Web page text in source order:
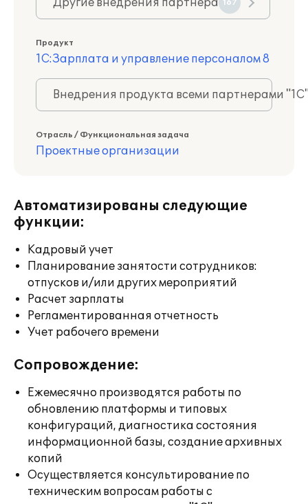
Другие внедрения партнера 167
Продукт
1С:Зарплата и управление персоналом 8
Внедрения продукта всеми партнерами
Отрасль / Функциональная задача
Проектные организации
Автоматизированы следующие
функции:
Кадровый учет
Планирование занятости сотрудников:
отпусков и/или других мероприятий
Расчет зарплаты
Регламентированная отчетность
Учет рабочего времени
Сопровождение:
Ежемесячно производятся работы по
обновлению платформы и типовых
конфигураций, диагностика состояния
информационной базы, создание архивных
копий
Осуществляется консультирование по
техническим вопросам работы с